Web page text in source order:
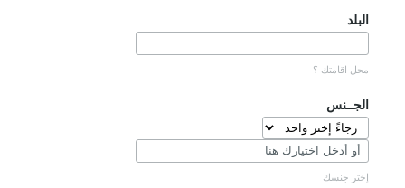
البلد
محل اقامتك ؟
الجــنس
إختر جنسك